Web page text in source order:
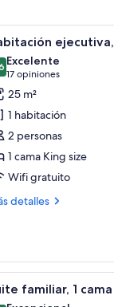
un escritorio,
10 ejecutiva,
de 10
Excelente
17 opiniones
(17
opiniones)
25 m²
1 habitación
2 personas
1 cama King size
Wifi gratuito
detalles
con silla,
5 familiar, 1